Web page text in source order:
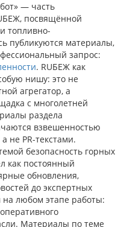
— часть
посвящённой
топливно-
публикуются материалы,
запрос:
. RUБЕЖ как
нишу: это не
агрегатор, а
с многолетней
раздела
взвешенностью
не PR-текстами.
безопасность горных
как постоянный
обновления,
до экспертных
любом этапе работы:
Материалы по теме